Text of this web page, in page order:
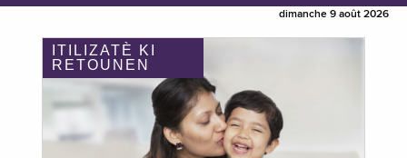
dimanche 9 août 2026
ITILIZATÈ KI
RETOUNEN